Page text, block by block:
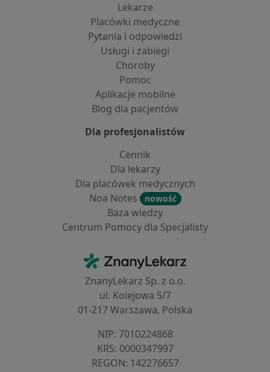
Lekarze
Placówki medyczne
Pytania i odpowiedzi
Usługi i zabiegi
Choroby
Pomoc
Aplikacje mobilne
Blog dla pacjentów
Dla profesjonalistów
Cennik
Dla lekarzy
Dla placówek medycznych
Noa Notes
nowość
Baza wiedzy
Centrum Pomocy dla Specjalisty
ZnanyLekarz - Strona główna
ZnanyLekarz Sp. z o.o.
ul. Kolejowa 5/7
01-217 Warszawa, Polska
NIP: ⁠7010224868
KRS: ⁠0000347997
REGON: ⁠142276657